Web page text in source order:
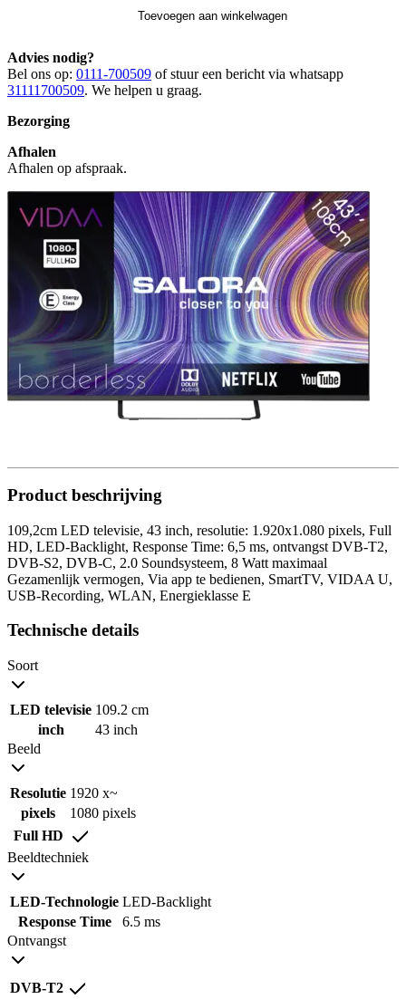
Toevoegen aan winkelwagen
Advies nodig?
Bel ons op: 0111-700509 of stuur een bericht via whatsapp
31111700509. We helpen u graag.
Bezorging
Afhalen
Afhalen op afspraak.
Product beschrijving
109,2cm LED televisie, 43 inch, resolutie: 1.920x1.080 pixels, Full
HD, LED-Backlight, Response Time: 6,5 ms, ontvangst DVB-T2,
DVB-S2, DVB-C, 2.0 Soundsysteem, 8 Watt maximaal
Gezamenlijk vermogen, Via app te bedienen, SmartTV, VIDAA U,
USB-Recording, WLAN, Energieklasse E
Technische details
Soort
LED televisie 109.2 cm
inch
43 inch
Beeld
Resolutie 1920 x~
pixels
1080 pixels
Full HD
Beeldtechniek
LED-Technologie LED-Backlight
Response Time
6.5 ms
Ontvangst
DVB-T2